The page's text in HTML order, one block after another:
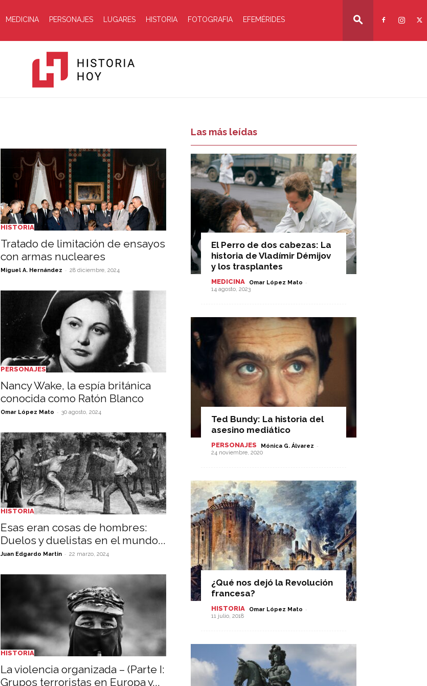
MEDICINA PERSONAJES LUGARES HISTORIA FOTOGRAFIA EFEMÉRIDES
Hoy
HISTORIA
Tratado de limitación de ensayos
con armas nucleares
Miguel A. Hernández - 28 diciembre, 2024
PERSONAJES
Nancy Wake, la espía británica
conocida como Ratón Blanco
Omar López Mato - 30 agosto, 2024
HISTORIA
Esas eran cosas de hombres:
Duelos y duelistas en el mundo...
Juan Edgardo Martin - 22 marzo, 2024
HISTORIA
La violencia organizada – (Parte I:
Grupos terroristas en Europa y...
Las más leídas
El Perro de dos cabezas: La
historia de Vladímir Démijov
y los trasplantes
MEDICINA Omar López Mato -
14 agosto, 2023
Ted Bundy: La historia del
asesino mediático
PERSONAJES Mónica G. Álvarez -
24 noviembre, 2020
¿Qué nos dejó la Revolución
francesa?
HISTORIA Omar López Mato -
11 julio, 2018